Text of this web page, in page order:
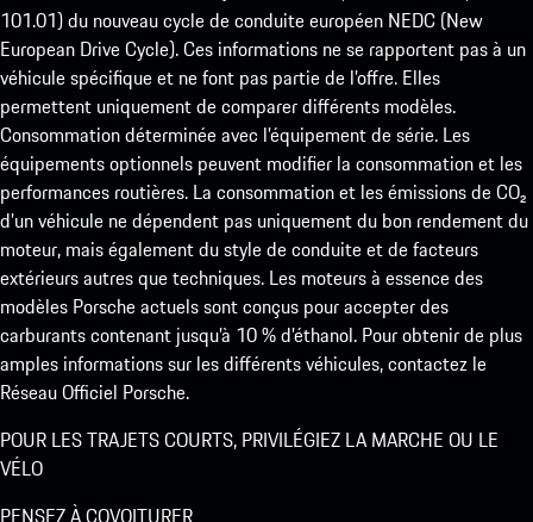
101.01) du nouveau cycle de conduite européen NEDC (New
European Drive Cycle). Ces informations ne se rapportent pas à un
véhicule spécifique et ne font pas partie de l’offre. Elles
permettent uniquement de comparer différents modèles.
Consommation déterminée avec l’équipement de série. Les
équipements optionnels peuvent modifier la consommation et les
performances routières. La consommation et les émissions de CO₂
d’un véhicule ne dépendent pas uniquement du bon rendement du
moteur, mais également du style de conduite et de facteurs
extérieurs autres que techniques. Les moteurs à essence des
modèles Porsche actuels sont conçus pour accepter des
carburants contenant jusqu’à 10 % d’éthanol. Pour obtenir de plus
amples informations sur les différents véhicules, contactez le
Réseau Officiel Porsche.
POUR LES TRAJETS COURTS, PRIVILÉGIEZ LA MARCHE OU LE
VÉLO
PENSEZ À COVOITURER